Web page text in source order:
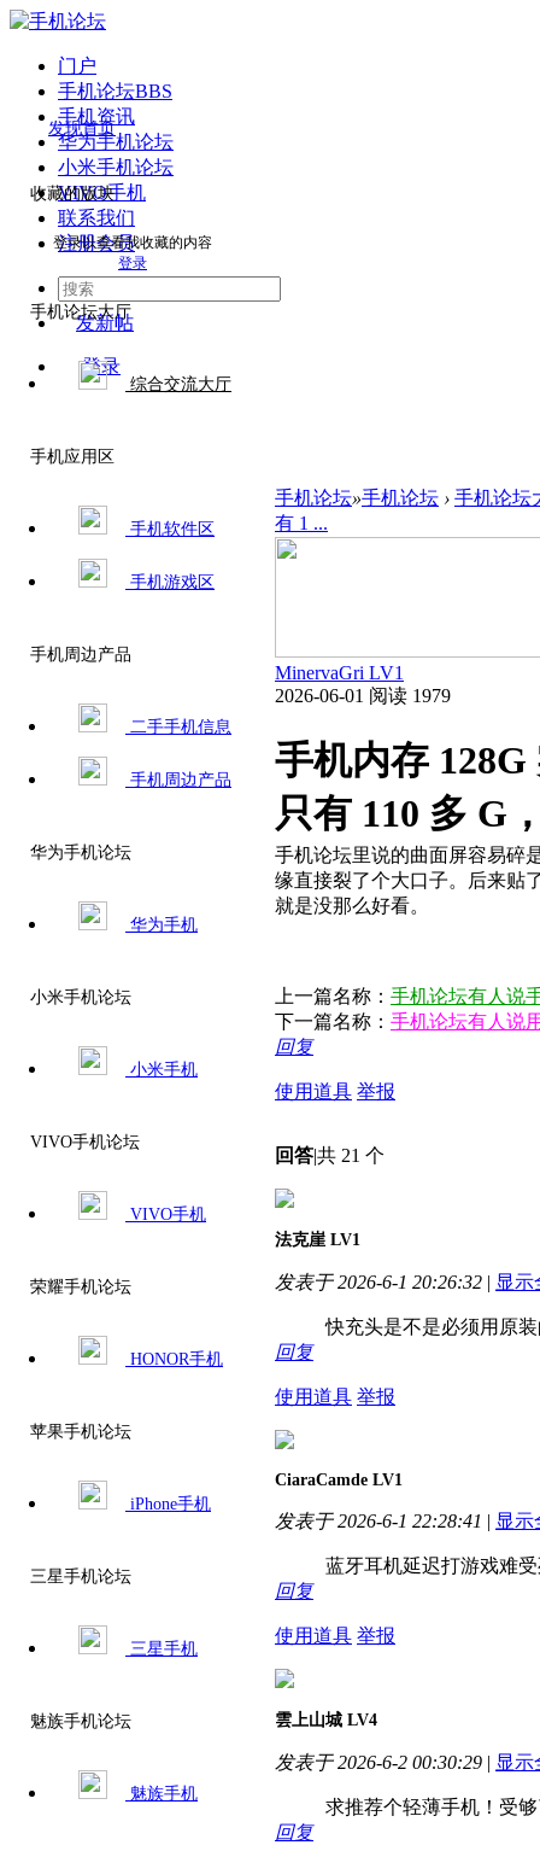
门户
手机论坛BBS
手机资讯
华为手机论坛
小米手机论坛
VIVO手机
联系我们
注册会员
发新帖
登录
手机论坛»手机论坛 › 手机论坛
有 1 ...
发现首页
收藏的版块
登录以查看我收藏的内容
登录
手机论坛大厅
综合交流大厅
手机应用区
手机软件区
手机游戏区
手机周边产品
二手手机信息
手机周边产品
华为手机论坛
华为手机
小米手机论坛
小米手机
VIVO手机论坛
VIVO手机
荣耀手机论坛
HONOR手机
苹果手机论坛
iPhone手机
三星手机论坛
三星手机
魅族手机论坛
魅族手机
MinervaGri LV1
2026-06-01 阅读 1979
手机内存
只有 110 多 G
手机论坛里说的曲面屏容易碎
缘直接裂了个大口子。后来贴
就是没那么好看。​
上一篇名称： 手机论坛有人说
下一篇名称： 手机论坛有人说
回复
使用道具 举报
回答|共 21 个
法克崖 LV1
发表于 2026-6-1 20:26:32 | 显示
快充头是不是必须用原
回复
使用道具 举报
CiaraCamde LV1
发表于 2026-6-1 22:28:41 | 显示
蓝牙耳机延迟打游戏难
回复
使用道具 举报
雲上山城 LV4
发表于 2026-6-2 00:30:29 | 显示
求推荐个轻薄手机！受
回复